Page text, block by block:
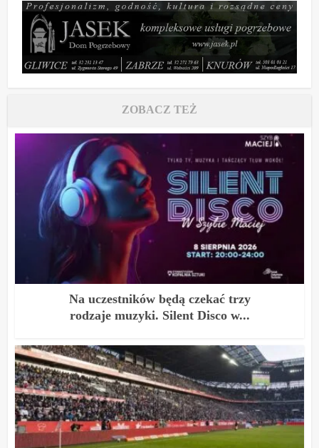
ZOBACZ TEŻ
Na uczestników będą czekać trzy
rodzaje muzyki. Silent Disco w...